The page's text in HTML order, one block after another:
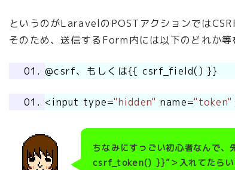
というのがLaravelのPOSTアクションでは
そのため、送信するForm内には以下のどれか等
@csrf、もしくは{{ csrf_field() }}
<input type="hidden" name="token"
ちなみにすっごい初心者なん
csrf_token() }}”＞入れてたらい